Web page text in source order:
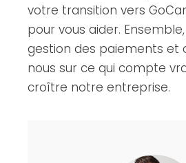
votre transition vers
pour vous aider.
gestion des paiements et
nous sur ce qui compte
croître notre entreprise.